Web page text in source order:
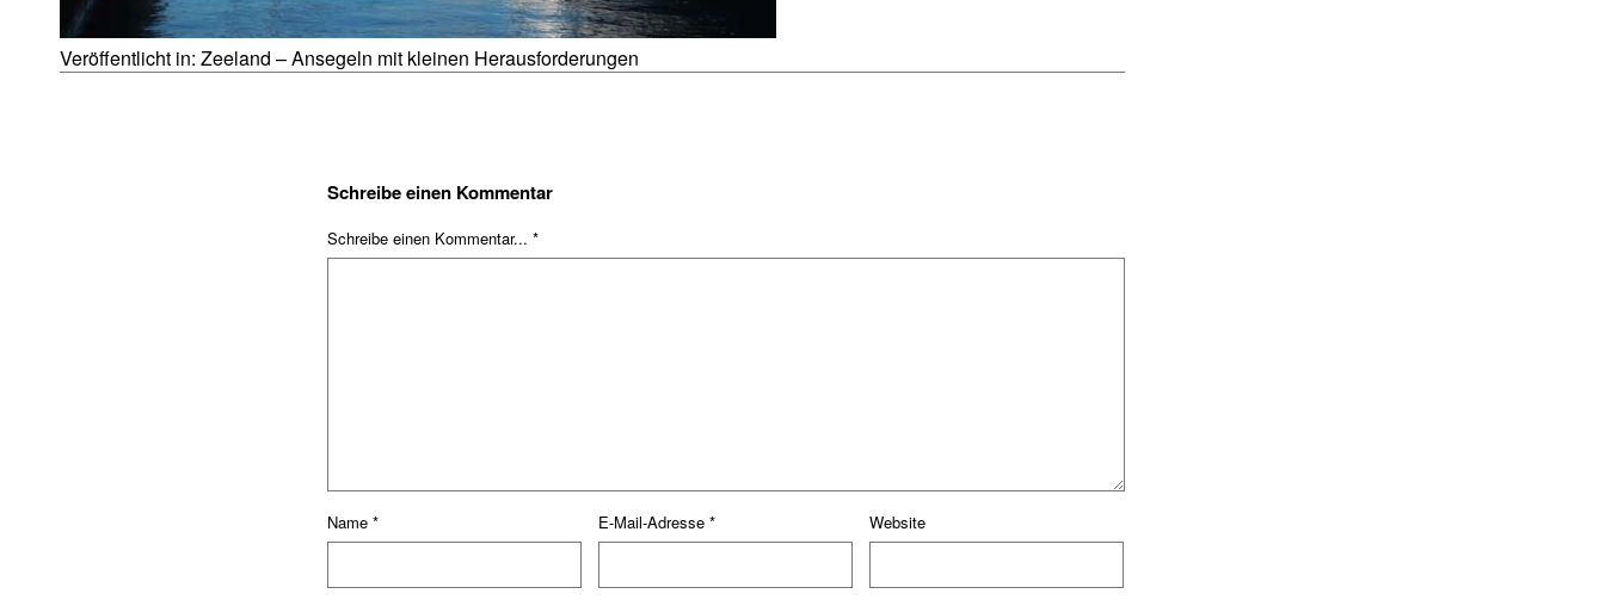
Veröffentlicht in: Zeeland – Ansegeln mit kleinen Herausforderungen
Schreibe einen Kommentar
Schreibe einen Kommentar... *
Name * E-Mail-Adresse * Website